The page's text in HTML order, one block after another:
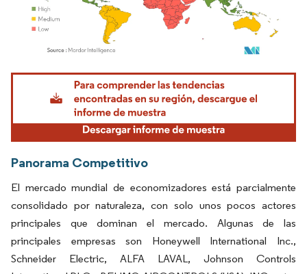
Imagen © Mordor Intelligence. El uso requiere atribución según CC BY 4.0.
Panorama Competitivo
El mercado mundial de economizadores está parcialmente
consolidado por naturaleza, con solo unos pocos actores
principales que dominan el mercado. Algunas de las
principales empresas son Honeywell International Inc.,
Schneider Electric, ALFA LAVAL, Johnson Controls